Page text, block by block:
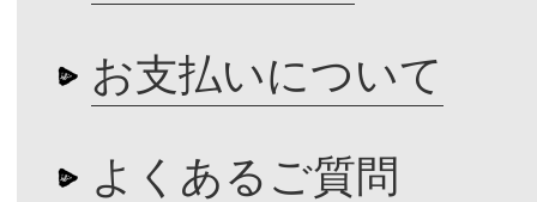
お支払いについて
よくあるご質問